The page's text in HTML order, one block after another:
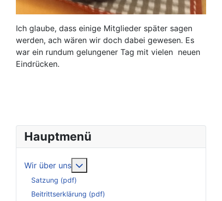
Ich glaube, dass einige Mitglieder später sagen
werden, ach wären wir doch dabei gewesen. Es
war ein rundum gelungener Tag mit vielen neuen
Eindrücken.
Hauptmenü
Wir über uns
Satzung (pdf)
Beitrittserklärung (pdf)